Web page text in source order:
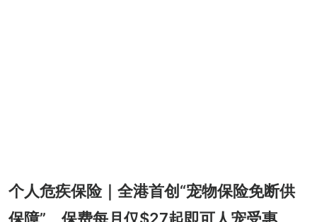
个人危疾保险｜全港首创“宠物保险免断供
保障” 保费每月仅$27起即可人宠受惠